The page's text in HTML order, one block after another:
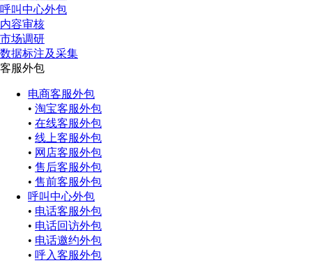
呼叫中心外包
内容审核
市场调研
数据标注及采集
客服外包
电商客服外包
• 淘宝客服外包
• 在线客服外包
• 线上客服外包
• 网店客服外包
• 售后客服外包
• 售前客服外包
呼叫中心外包
• 电话客服外包
• 电话回访外包
• 电话邀约外包
• 呼入客服外包